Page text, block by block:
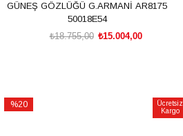
GÜNEŞ GÖZLÜĞÜ G.ARMANİ AR8175
50018E54
₺15.004,00
₺18.755,00
%20
Ücretsiz
Kargo